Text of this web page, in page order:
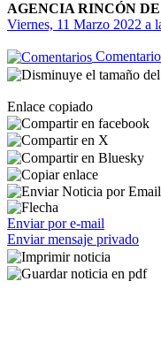
AGENCIA RINCÓN
Viernes, 11 Marzo 2022 a
Enlace copiado
Enviar por e-mail
Enviar mensaje privado